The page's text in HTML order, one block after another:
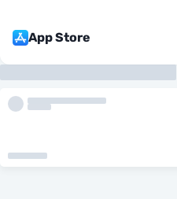
App Store